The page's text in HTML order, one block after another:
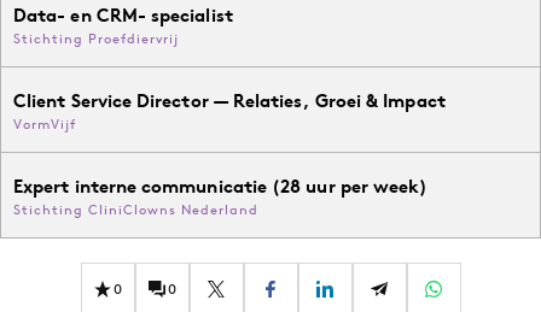
Data- en CRM- specialist
Stichting Proefdiervrij
Client Service Director — Relaties, Groei & Impact
VormVijf
Expert interne communicatie (28 uur per week)
Stichting CliniClowns Nederland
0 0